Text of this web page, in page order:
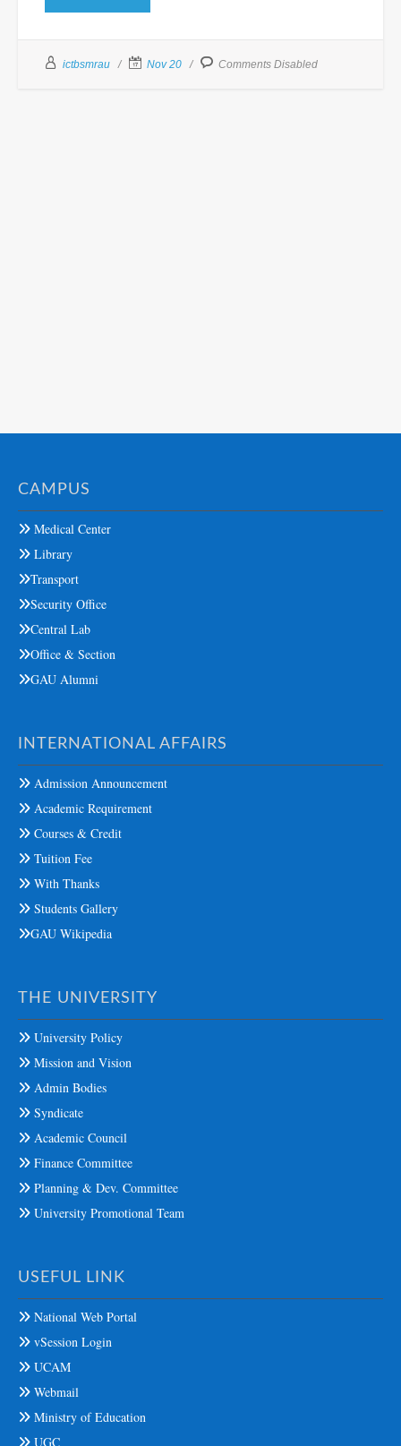
ictbsmrau Nov 20 Comments Disabled
CAMPUS
Medical Center
Library
Transport
Security Office
Central Lab
Office & Section
GAU Alumni
INTERNATIONAL AFFAIRS
Admission Announcement
Academic Requirement
Courses & Credit
Tuition Fee
With Thanks
Students Gallery
GAU Wikipedia
THE UNIVERSITY
University Policy
Mission and Vision
Admin Bodies
Syndicate
Academic Council
Finance Committee
Planning & Dev. Committee
University Promotional Team
USEFUL LINK
National Web Portal
vSession Login
UCAM
Webmail
Ministry of Education
UGC